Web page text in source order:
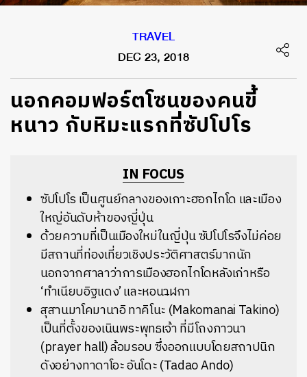
TRAVEL
DEC 23, 2018
นอกคอมฟอร์ตโซนของคนขี้
หนาว กับหิมะแรกที่ซัปโปโร
IN FOCUS
ซัปโปโร เป็นศูนย์กลางของเกาะฮอกไกโด และเมือง
ใหญ่อันดับห้าของญี่ปุ่น
ด้วยความที่เป็นเมืองใหม่ในญี่ปุ่น ซัปโปโรจึงไม่ค่อย
มีสถานที่ท่องเที่ยวเชิงประวัติศาสตร์มากนัก
นอกจากศาลาว่าการเมืองฮอกไกโดหลังเก่าหรือ
‘ทำเนียบอิฐแดง’ และหอนาฬิกา
สุสานมาโคมานาอิ ทาคิโนะ (Makomanai Takino)
เป็นที่ตั้งของเนินพระพุทธเจ้า ที่มีโถงภาวนา
(prayer hall) ล้อมรอบ ซึ่งออกแบบโดยสถาปนิก
ดังอย่างทาดาโอะ อันโดะ (Tadao Ando)